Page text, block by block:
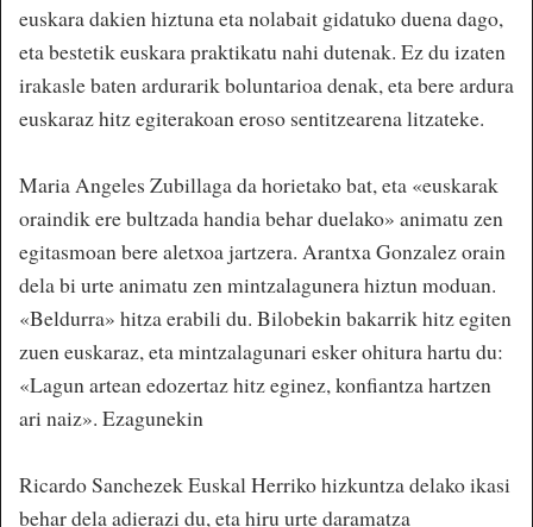
euskara dakien hiztuna eta nolabait gidatuko duena dago,
eta bestetik euskara praktikatu nahi dutenak. Ez du izaten
irakasle baten ardurarik boluntarioa denak, eta bere ardura
euskaraz hitz egiterakoan eroso sentitzearena litzateke.
Maria Angeles Zubillaga da horietako bat, eta «euskarak
oraindik ere bultzada handia behar duelako» animatu zen
egitasmoan bere aletxoa jartzera. Arantxa Gonzalez orain
dela bi urte animatu zen mintzalagunera hiztun moduan.
«Beldurra» hitza erabili du. Bilobekin bakarrik hitz egiten
zuen euskaraz, eta mintzalagunari esker ohitura hartu du:
«Lagun artean edozertaz hitz eginez, konfiantza hartzen
ari naiz». Ezagunekin
Ricardo Sanchezek Euskal Herriko hizkuntza delako ikasi
behar dela adierazi du, eta hiru urte daramatza